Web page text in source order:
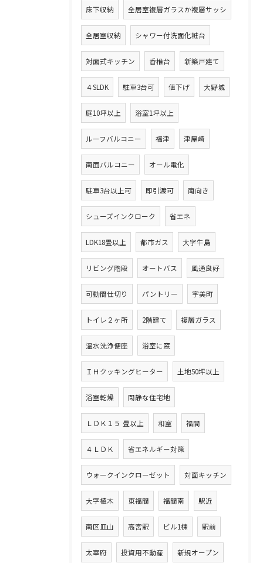
床下収納 全居室複層ガラスか複層サッシ
全居室収納 シャワー付洗面化粧台
対面式キッチン 香椎台 新築戸建て
４SLDK 駐車3台可 値下げ 大野城
庭10坪以上 浴室1坪以上
ルーフバルコニー 福津 津屋崎
南面バルコニー オール電化
駐車3台以上可 即引渡可 南向き
シューズインクローク 省エネ
LDK18畳以上 都市ガス 大字牛島
リビング階段 オートバス 風通良好
可動間仕切り パントリー 宇美町
トイレ２ヶ所 2階建て 複層ガラス
温水洗浄便座 浴室に窓
ＩＨクッキングヒーター 土地50坪以上
浴室乾燥 閑静な住宅地
ＬＤＫ１５ 畳以上 和室 福間
４ＬＤＫ 省エネルギー対策
ウォークインクローゼット 対面キッチン
大字植木 東福間 福間南 駅近
南区皿山 高宮駅 ビル1棟 駅前
太宰府 投資用不動産 新規オープン